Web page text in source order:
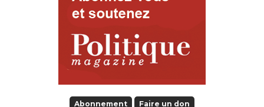
Abonnement Faire un don